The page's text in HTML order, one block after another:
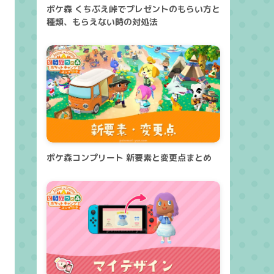
ポケ森 くちぶえ峠でプレゼントのもらい方と
種類、もらえない時の対処法
ポケ森コンプリート 新要素と変更点まとめ